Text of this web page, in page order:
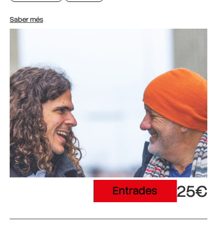
Saber més
Entrades 25€